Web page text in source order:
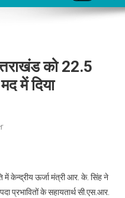
को 22.5
में दिया
में केन्द्रीय ऊर्जा मंत्री आर. के. सिंह ने
प्रभावितों के सहायतार्थ सी.एस.आर.